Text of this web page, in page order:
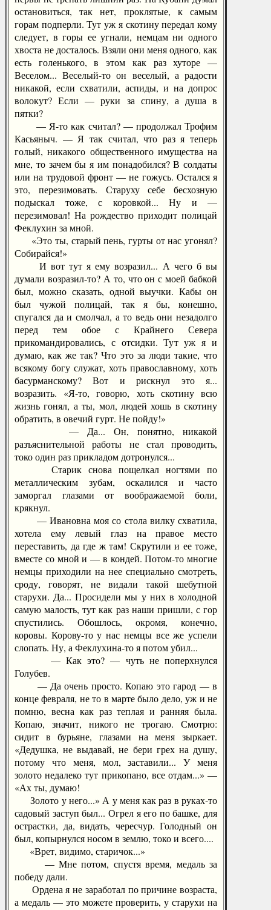
остановиться, так нет, проклятые, к самым
горам подперли. Тут уж я скотину передал кому
следует, в горы ее угнали, немцам ни одного
хвоста не досталось. Взяли они меня одного, как
есть голенького, в этом как раз хуторе —
Веселом... Веселый-то он веселый, а радости
никакой, если схватили, аспиды, и на допрос
волокут? Если — руки за спину, а душа в
пятки?
— Я-то как считал? — продолжал Трофим
Касьяныч. — Я так считал, что раз я теперь
голый, никакого общественного имущества на
мне, то зачем бы я им понадобился? В солдаты
или на трудовой фронт — не гожусь. Остался я
это, перезимовать. Старуху себе бесхозную
подыскал тоже, с коровкой... Ну и —
перезимовал! На рождество приходит полицай
Феклухин за мной.
«Это ты, старый пень, гурты от нас угонял?
Собирайся!»
И вот тут я ему возразил... А чего б вы
думали возразил-то? А то, что он с моей бабкой
был, можно сказать, одной выучки. Кабы он
был чужой полицай, так я бы, конешно,
спугался да и смолчал, а то ведь они незадолго
перед тем обое с Крайнего Севера
прикомандировались, с отсидки. Тут уж я и
думаю, как же так? Что это за люди такие, что
всякому богу служат, хоть православному, хоть
басурманскому? Вот и рискнул это я...
возразить. «Я-то, говорю, хоть скотину всю
жизнь гонял, а ты, мол, людей хошь в скотину
обратить, в овечий гурт. Не пойду!»
— Да... Он, понятно, никакой
разъяснительной работы не стал проводить,
токо один раз прикладом дотронулся...
Старик снова пощелкал ногтями по
металлическим зубам, оскалился и часто
заморгал глазами от воображаемой боли,
крякнул.
— Ивановна моя со стола вилку схватила,
хотела ему левый глаз на правое место
переставить, да где ж там! Скрутили и ее тоже,
вместе со мной и — в кондей. Потом-то многие
немцы приходили на нее специально смотреть,
сроду, говорят, не видали такой шебутной
старухи. Да... Просидели мы у них в холодной
самую малость, тут как раз наши пришли, с гор
спустились. Обошлось, окромя, конечно,
коровы. Корову-то у нас немцы все же успели
слопать. Ну, а Феклухина-то я потом убил...
— Как это? — чуть не поперхнулся
Голубев.
— Да очень просто. Копаю это гарод — в
конце февраля, не то в марте было дело, уж и не
помню, весна как раз теплая и ранняя была.
Копаю, значит, никого не трогаю. Смотрю:
сидит в бурьяне, глазами на меня зыркает.
«Дедушка, не выдавай, не бери грех на душу,
потому что меня, мол, заставили... У меня
золото недалеко тут прикопано, все отдам...» —
«Ах ты, думаю!
Золото у него...» А у меня как раз в руках-то
садовый заступ был... Огрел я его по башке, для
острастки, да, видать, чересчур. Голодный он
был, копырнулся носом в землю, токо и всего....
«Врет, видимо, старичок...»
— Мне потом, спустя время, медаль за
победу дали.
Ордена я не заработал по причине возраста,
а медаль — это можете проверить, у старухи на